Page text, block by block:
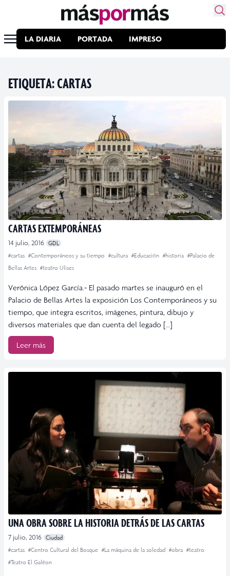
LA DIARIA PORTADA IMPRESO
ETIQUETA:CARTAS
CARTAS EXTEMPORÁNEAS
14 julio, 2016 GDL
#cartas #Contemporáneos y su tiempo #cultura #Educación #historia #Palacio de
Bellas Artes #teatro Ulises
Verónica López García.- El pasado martes se inauguró en el
Palacio de Bellas Artes la exposición Los Contemporáneos y su
tiempo, que integra escritos, imágenes, pintura, dibujo y
diversos materiales que dan cuenta del legado […]
Leer más
UNA OBRA SOBRE LA HISTORIA DETRÁS DE LAS CARTAS
7 julio, 2016 Ciudad
#cartas #Centro Cultural del Bosque #La máquina de la soledad #obra #teatro
#Teatro El Galéon